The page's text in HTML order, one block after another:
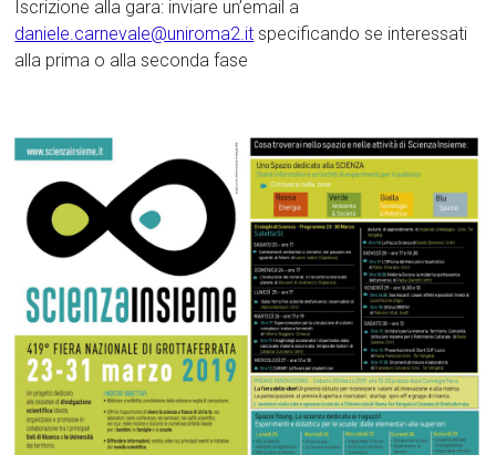
Iscrizione alla gara: inviare un’email a
daniele.carnevale@uniroma2.it specificando se interessati
alla prima o alla seconda fase